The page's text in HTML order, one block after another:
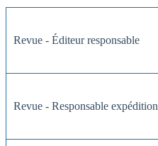
Revue - Éditeur responsable
Revue - Responsable expédition